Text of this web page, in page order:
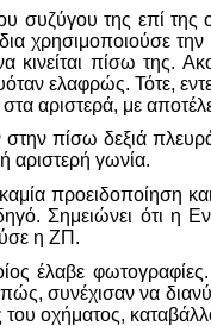
συζύγου της επί
χρησιμοποιούσε
κινείται πίσω της.
ελαφρώς. Τότε,
αριστερά, με
πίσω δεξιά
αριστερή γωνία.
προειδοποίηση
Σημειώνει ότι η
η ΖΠ.
έλαβε
συνέχισαν να
του οχήματος,